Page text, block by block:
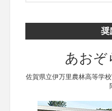
奨
あおぞ
佐賀県立伊万里農林高等学